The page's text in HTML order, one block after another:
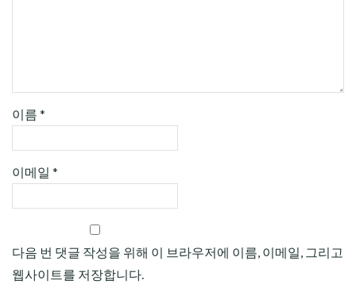
이름 *
이메일 *
다음 번 댓글 작성을 위해 이 브라우저에 이름, 이메일, 그리고
웹사이트를 저장합니다.